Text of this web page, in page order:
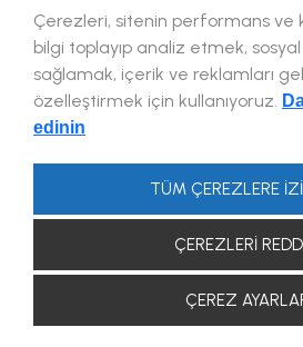
Çerezleri, sitenin performans ve
bilgi toplayıp analiz etmek,
sağlamak, içerik ve reklamları
özelleştirmek için kullanıyoruz.
edinin
TÜM ÇEREZLERE
ÇEREZLERİ
ÇEREZ
Yasal
Enerji Politikası